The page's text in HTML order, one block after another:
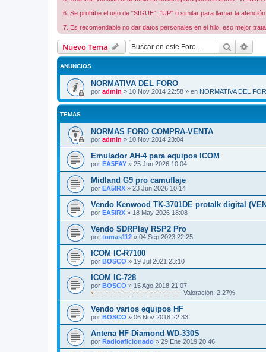
6. Se prohíbe el uso de "SIGUE", "UP" o similar para llamar la
7. Es recomendable no dar datos personales en el hilo, eso mejor
Nuevo Tema Buscar
ANUNCIOS
NORMATIVA DEL FORO
por admin » 10 Nov 2014 22:58 » en NORMATIVA DEL
TEMAS
NORMAS FORO COMPRA-VENTA
por admin » 10 Nov 2014 23:04
Emulador AH-4 para equipos ICOM
por EA5FAY » 25 Jun 2026 10:04
Midland G9 pro camuflaje
por EA5IRX » 23 Jun 2026 10:14
Vendo Kenwood TK-3701DE protalk digital
por EA5IRX » 18 May 2026 18:08
Vendo SDRPlay RSP2 Pro
por tomas112 » 04 Sep 2023 22:25
ICOM IC-R7100
por BOSCO » 19 Jul 2021 23:10
ICOM IC-728
por BOSCO » 15 Ago 2018 21:07
Valoración: 2.27%
Vendo varios equipos HF
por BOSCO » 06 Nov 2018 22:33
Antena HF Diamond WD-330S
por Radioaficionado » 29 Ene 2019 20:46